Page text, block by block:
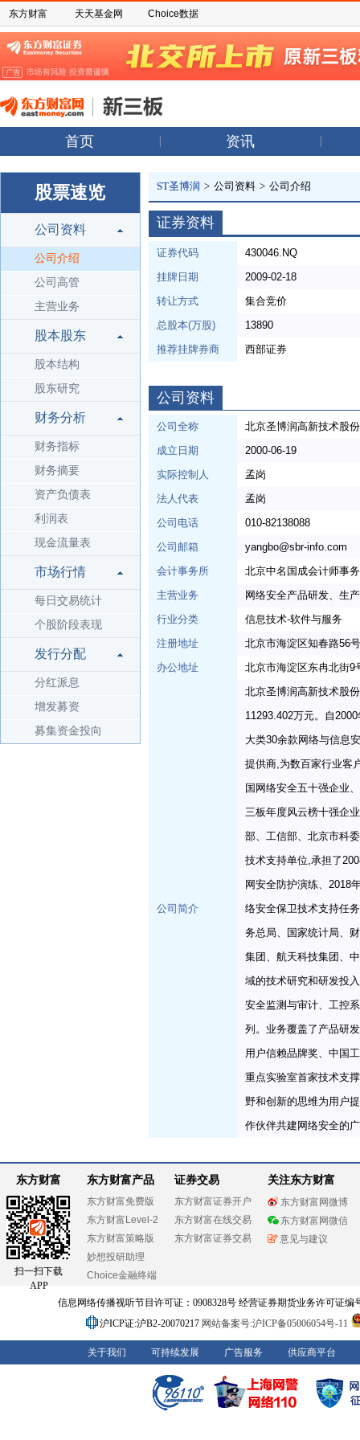
东方财富 天天基金网 Choice数据
首页 资讯
股票速览
公司资料
公司介绍
公司高管
主营业务
股本股东
股本结构
股东研究
财务分析
财务指标
财务摘要
资产负债表
利润表
现金流量表
市场行情
每日交易统计
个股阶段表现
发行分配
分红派息
增发募资
募集资金投向
ST圣博润 > 公司资料 > 公司介绍
证券资料
证券代码
430046.NQ
挂牌日期
2009-02-18
转让方式
集合竞价
总股本(万股)
13890
推荐挂牌券商
西部证券
公司资料
公司全称
北京圣博润高新技术股
成立日期
2000-06-19
实际控制人
孟岗
法人代表
孟岗
公司电话
010-82138088
公司邮箱
yangbo@sbr-info.com
会计事务所
北京中名国成会计师事
主营业务
网络安全产品研发、生
行业分类
信息技术-软件与服务
注册地址
北京市海淀区知春路56
办公地址
北京市海淀区东冉北街9
公司简介
北京圣博润高新技术股
11293.402万元。自
大类30余款网络与信息
提供商,为数百家行业客
国网络安全五十强企业
三板年度风云榜十强企
部、工信部、北京市科
技术支持单位,承担了
网安全防护演练、2018
络安全保卫技术支持任
务总局、国家统计局、
集团、航天科技集团、
域的技术研究和研发投
安全监测与审计、工控
列。业务覆盖了产品研
用户信赖品牌奖、中国
重点实验室首家技术支
野和创新的思维为用户
作伙伴共建网络安全的
东方财富
扫一扫下载
APP
东方财富产品
东方财富免费版
东方财富Level-2
东方财富策略版
妙想投研助理
Choice金融终端
证券交易
东方财富证券开户
东方财富在线交易
东方财富证券交易
关注东方财富
东方财富网微博
东方财富网微信
意见与建议
信息网络传播视听节目许可证：0908328号 经营证券期货业务许可证编
沪ICP证:沪B2-20070217 网站备案号:沪ICP备05006054号-11
关于我们 可持续发展 广告服务 供应商平台